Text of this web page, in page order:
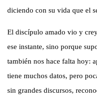
diciendo con su vida que el
El discípulo amado vio y
ese instante, sino porque
también nos hace falta hoy:
tiene muchos datos, pero
sin grandes discursos,